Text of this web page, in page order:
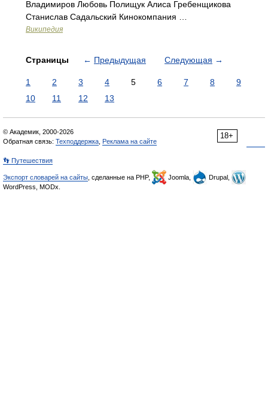
Владимиров Любовь Полищук Алиса Гребенщикова
Станислав Садальский Кинокомпания …
Википедия
Страницы ← Предыдущая Следующая →
1 2 3 4 5 6 7 8
9
10
11 12 13
18+
© Академик, 2000-2026
Обратная связь: Техподдержка Реклама на сайте
👣 Путешествия
Экспорт словарей на сайты , сделанные на PHP, Joomla,
Drupal,
WordPress, MODx.